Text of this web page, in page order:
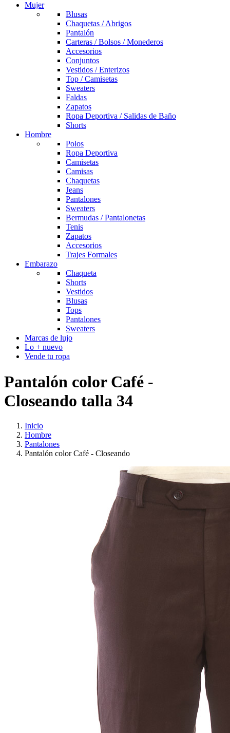
Mujer
Blusas
Chaquetas / Abrigos
Pantalón
Carteras / Bolsos / Monederos
Accesorios
Conjuntos
Vestidos / Enterizos
Top / Camisetas
Sweaters
Faldas
Zapatos
Ropa Deportiva / Salidas de Baño
Shorts
Hombre
Polos
Ropa Deportiva
Camisetas
Camisas
Chaquetas
Jeans
Pantalones
Sweaters
Bermudas / Pantalonetas
Tenis
Zapatos
Accesorios
Trajes Formales
Embarazo
Chaqueta
Shorts
Vestidos
Blusas
Tops
Pantalones
Sweaters
Marcas de lujo
Lo + nuevo
Vende tu ropa
Pantalón color Café -
Closeando talla 34
Inicio
Hombre
Pantalones
Pantalón color Café - Closeando